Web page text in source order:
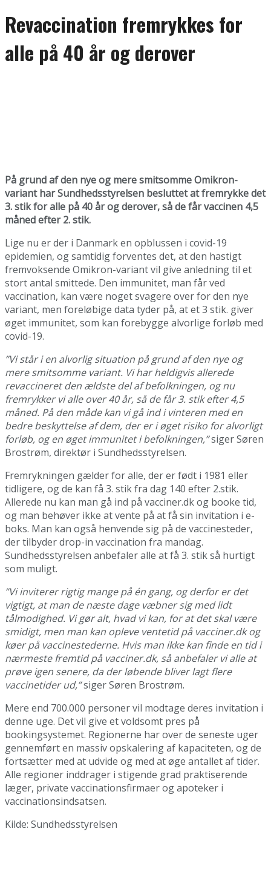
Revaccination fremrykkes for
alle på 40 år og derover
På grund af den nye og mere smitsomme Omikron-
variant har Sundhedsstyrelsen besluttet at fremrykke det
3. stik for alle på 40 år og derover, så de får vaccinen 4,5
måned efter 2. stik.
Lige nu er der i Danmark en opblussen i covid-19
epidemien, og samtidig forventes det, at den hastigt
fremvoksende Omikron-variant vil give anledning til et
stort antal smittede. Den immunitet, man får ved
vaccination, kan være noget svagere over for den nye
variant, men foreløbige data tyder på, at et 3 stik. giver
øget immunitet, som kan forebygge alvorlige forløb med
covid-19.
”Vi står i en alvorlig situation på grund af den nye og
mere smitsomme variant. Vi har heldigvis allerede
revaccineret den ældste del af befolkningen, og nu
fremrykker vi alle over 40 år, så de får 3. stik efter 4,5
måned. På den måde kan vi gå ind i vinteren med en
bedre beskyttelse af dem, der er i øget risiko for alvorligt
forløb, og en øget immunitet i befolkningen,”siger Søren
Brostrøm, direktør i Sundhedsstyrelsen.
Fremrykningen gælder for alle, der er født i 1981 eller
tidligere, og de kan få 3. stik fra dag 140 efter 2.stik.
Allerede nu kan man gå ind på vacciner.dk og booke tid,
og man behøver ikke at vente på at få sin invitation i e-
boks. Man kan også henvende sig på de vaccinesteder,
der tilbyder drop-in vaccination fra mandag.
Sundhedsstyrelsen anbefaler alle at få 3. stik så hurtigt
som muligt.
”Vi inviterer rigtig mange på én gang, og derfor er det
vigtigt, at man de næste dage væbner sig med lidt
tålmodighed. Vi gør alt, hvad vi kan, for at det skal være
smidigt, men man kan opleve ventetid på vacciner.dk og
køer på vaccinestederne. Hvis man ikke kan finde en tid i
nærmeste fremtid på vacciner.dk, så anbefaler vi alle at
prøve igen senere, da der løbende bliver lagt flere
vaccinetider ud,”siger Søren Brostrøm.
Mere end 700.000 personer vil modtage deres invitation i
denne uge. Det vil give et voldsomt pres på
bookingsystemet. Regionerne har over de seneste uger
gennemført en massiv opskalering af kapaciteten, og de
fortsætter med at udvide og med at øge antallet af tider.
Alle regioner inddrager i stigende grad praktiserende
læger, private vaccinationsfirmaer og apoteker i
vaccinationsindsatsen.
Kilde: Sundhedsstyrelsen